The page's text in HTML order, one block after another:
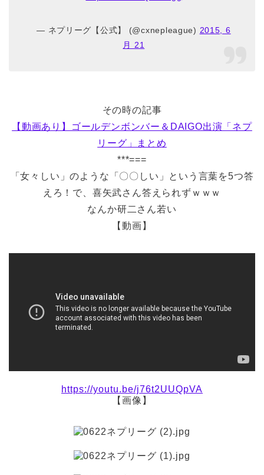
— ネプリーグ【公式】 (@cxnepleague) 2015, 6
月 21
その時の記事
【動画あり】ゴールデンボンバー＆DAIGO出演「ネプ
リーグ」まとめ
***===
「女々しい」のような「〇〇しい」という言葉を5つ答
えろ！で、喜矢武さん答えられずｗｗｗ
なんか研二さん若い
【動画】
https://youtu.be/j76t2UUQpVA
【画像】